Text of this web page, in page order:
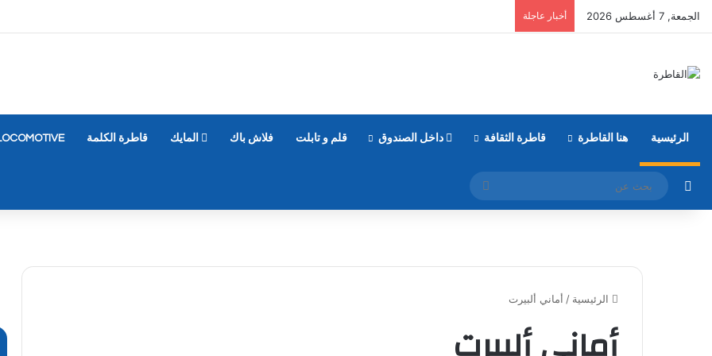
الجمعة, 7 أغسطس 2026 أخبار عاجلة
الرئيسية هنا القاطرة قاطرة الثقافة داخل الصندوق قلم و تابلت فلاش باك المايك قاطرة الكلمة
مقال عشوائي
بحث
عن
الرئيسية / أماني ألبيرت